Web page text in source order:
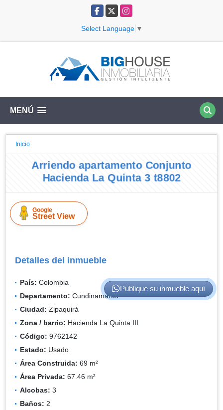
Publique su inmueble aquí
Facebook
X Instagram
Select Language ▼
MENÚ
Inicio
Arriendo apartamento Conjunto
Hacienda La Quinta 3 t8802
Google
Street View
Detalles del inmueble
País: Colombia
Departamento: Cundinamarca
Ciudad: Zipaquirá
Zona / barrio: Hacienda La Quinta III
Código: 9762142
Estado: Usado
Área Construida: 69 m²
Área Privada: 67.46 m²
Alcobas: 3
Baños: 2